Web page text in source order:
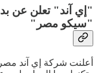
"إي آند" تعلن عن
"سيكو مصر"
أعلنت شركة إي آند